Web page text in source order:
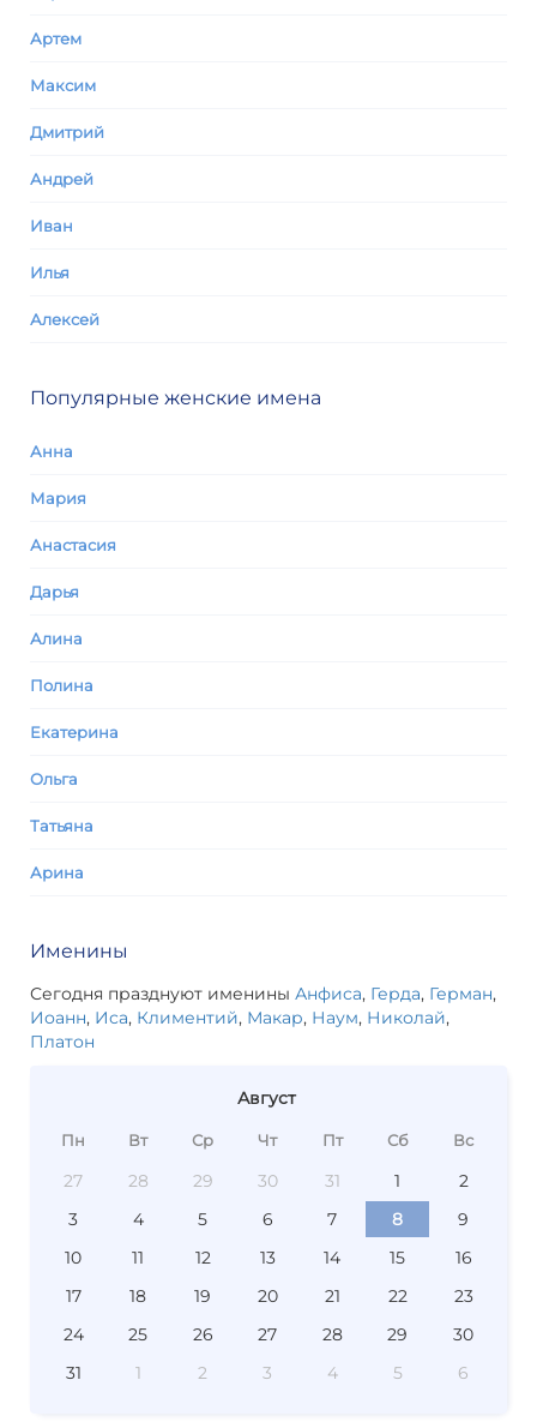
Артем
Максим
Дмитрий
Андрей
Иван
Илья
Алексей
Популярные женские имена
Анна
Мария
Анастасия
Дарья
Алина
Полина
Екатерина
Ольга
Татьяна
Арина
Именины
Сегодня празднуют именины Анфиса, Герда, Герман,
Иоанн, Иса, Климентий, Макар, Наум, Николай,
Платон
Август
Пн Вт Ср Чт Пт Сб Вс
27 28 29 30 31 1
2
3
4 5 6 7 8
9
10
11 12 13 14 15
16
17
18 19 20 21 22
23
24
25 26 27 28 29
30
31
1 2 3 4 5 6